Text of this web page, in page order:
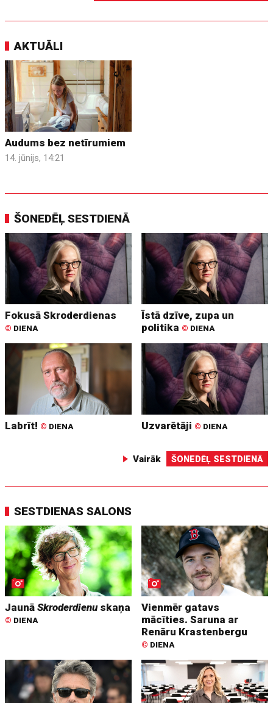
AKTUĀLI
Audums bez netīrumiem
14. jūnijs, 14:21
ŠONEDĒĻ SESTDIENĀ
Fokusā Skroderdienas
© DIENA
Īstā dzīve, zupa un
politika © DIENA
Labrīt! © DIENA Uzvarētāji © DIENA
Vairāk ŠONEDĒĻ SESTDIENĀ
SESTDIENAS SALONS
JaunāSkroderdienuskaņa
© DIENA
Vienmēr gatavs
mācīties. Saruna ar
Renāru Krastenbergu
© DIENA